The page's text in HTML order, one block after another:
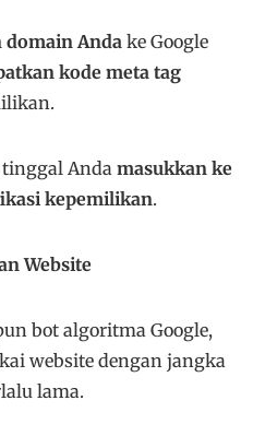
domain Anda ke Google
kode meta tag
tinggal Andamasukkan ke
kepemilikan.
Website
bot algoritma Google,
website dengan jangka
lama.